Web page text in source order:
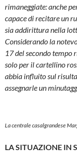
rimaneggiate: anche
capace di recitare un
sia addirittura nella
Considerando la
17 del secondo tempo
solo per il cartellino
abbia influito sul
assegnarle un
La centrale casalgrandese
LA SITUAZIONE IN